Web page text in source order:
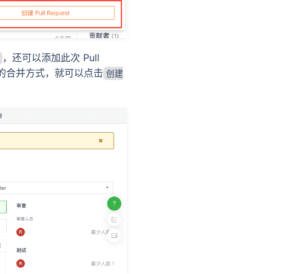
，还可以添加此次 Pull
合并方式，就可以点击 创建